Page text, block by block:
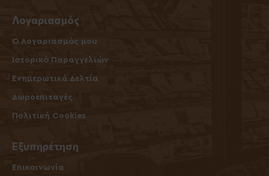
Λογαριασμός
O Λογαριασμός μου
Ιστορικό Παραγγελιών
Ενημερωτικά Δελτία
Δωροεπιταγές
Πολιτική Cookies
Εξυπηρέτηση
Επικοινωνία